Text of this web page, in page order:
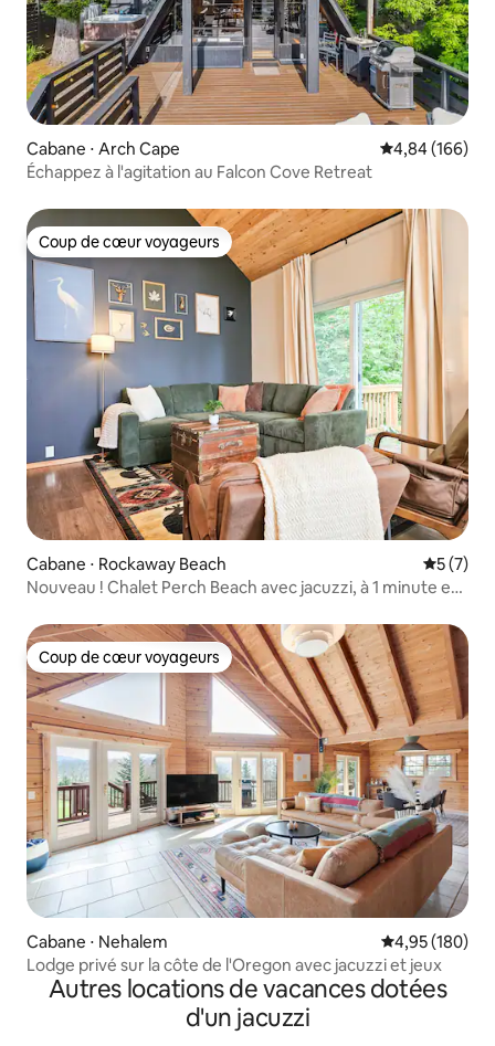
Cabane ⋅ Arch Cape Évaluation
4,84 (166)
Échappez à l'agitation au Falcon Cove Retreat
Coup de cœur voyageurs
Coup de cœur voyageurs
Cabane ⋅ Rockaway Beach
5 (7)
Nouveau ! Chalet Perch Beach avec jacuzzi, à 1 minute en
Coup de cœur voyageurs
Coup de cœur voyageurs
Cabane ⋅ Nehalem Évaluation
4,95 (180)
Lodge privé sur la côte de l'Oregon avec jacuzzi et jeux
Autres locations de vacances dotées
d'un jacuzzi